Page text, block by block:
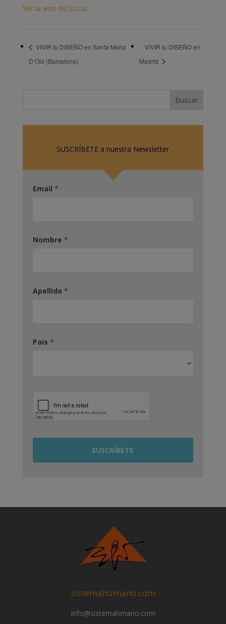
Ver la web del Local
VIVIR tu DISEÑO en Santa Maria
D’Oló (Barcelona)
VIVIR tu DISEÑO en
Madrid
SUSCRÍBETE a nuestra Newsletter
Email *
Nombre *
Apellido *
Pais *
sistemahumano.com
info@sistemahmano.com